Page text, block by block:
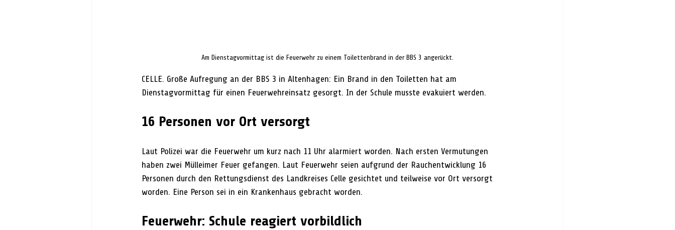
Am Dienstagvormittag ist die Feuerwehr zu einem Toilettenbrand in der BBS 3 angerückt.
CELLE. Große Aufregung an der BBS 3 in Altenhagen: Ein Brand in den Toiletten hat am
Dienstagvormittag für einen Feuerwehreinsatz gesorgt. In der Schule musste evakuiert werden.
16 Personen vor Ort versorgt
Laut Polizei war die Feuerwehr um kurz nach 11 Uhr alarmiert worden. Nach ersten Vermutungen
haben zwei Mülleimer Feuer gefangen. Laut Feuerwehr seien aufgrund der Rauchentwicklung 16
Personen durch den Rettungsdienst des Landkreises Celle gesichtet und teilweise vor Ort versorgt
worden. Eine Person sei in ein Krankenhaus gebracht worden.
Feuerwehr: Schule reagiert vorbildlich